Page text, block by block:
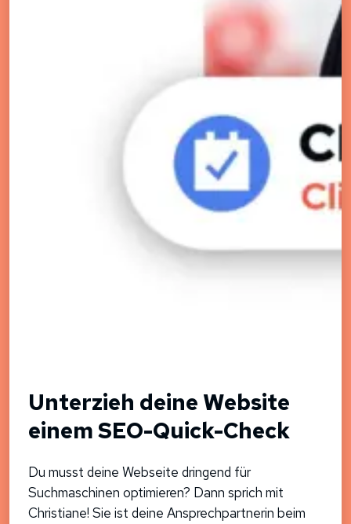
Unterzieh deine Website
einem SEO-Quick-Check
Du musst deine Webseite dringend für
Suchmaschinen optimieren? Dann sprich mit
Christiane! Sie ist deine Ansprechpartnerin beim